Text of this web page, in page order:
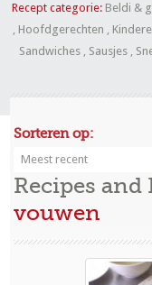
Recept categorie: Beldi &
, Hoofdgerechten ,
Sandwiches , Sausjes ,
Sorteren op:
Meest recent
Recipes and
vouwen